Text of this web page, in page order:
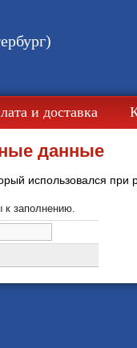
и доставка
данные
использовался при
к заполнению.